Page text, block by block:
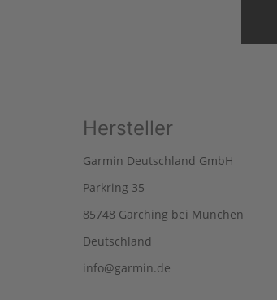
Hersteller
Garmin Deutschland GmbH
Parkring 35
85748 Garching bei München
Deutschland
info@garmin.de